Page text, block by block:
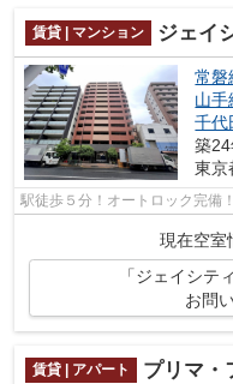
賃貸 | マンション ジェイ
常磐
山手
千代
築
東京
駅徒歩５分！オートロック完備
現在空室
「ジェイシ
お問
賃貸 | アパート プリマ